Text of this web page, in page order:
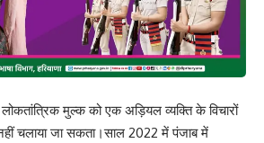
मुल्क को एक अड़ियल व्यक्ति के विचारों
चलाया जा सकता।साल 2022 में पंजाब में